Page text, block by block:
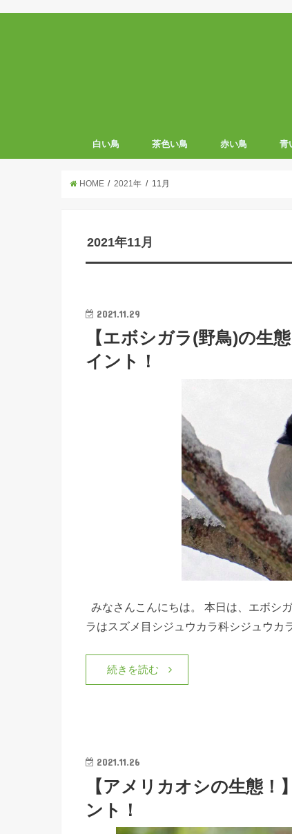
白い鳥 茶色い鳥 赤い鳥 青
HOME 2021年 11月
2021年11月
2021.11.29
【エボシガラ(野鳥)の生
イント！
みなさんこんにちは。 本日は、エボシ
ラはスズメ目シジュウカラ科シジュウ
続きを読む
2021.11.26
【アメリカオシの生態！
ント！